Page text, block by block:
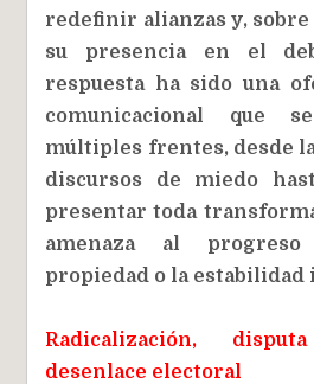
redefinir alianzas y,
su presencia en el
respuesta ha sido una
comunicacional que
múltiples frentes, desde
discursos de miedo
presentar toda
amenaza al
propiedad o la
Radicalización,
desenlace electoral